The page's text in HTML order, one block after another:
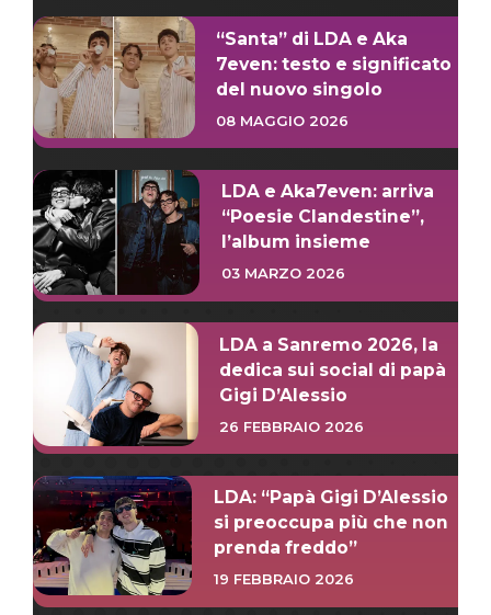
“Santa” di LDA e Aka
7even: testo e significato
del nuovo singolo
08 MAGGIO 2026
LDA e Aka7even: arriva
“Poesie Clandestine”,
l’album insieme
03 MARZO 2026
LDA a Sanremo 2026, la
dedica sui social di papà
Gigi D’Alessio
26 FEBBRAIO 2026
LDA: “Papà Gigi D’Alessio
si preoccupa più che non
prenda freddo”
19 FEBBRAIO 2026